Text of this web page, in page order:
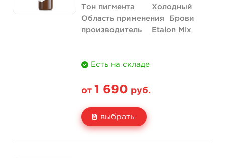
Тон пигмента
Холодный
Область применения
Брови
производитель
Etalon Mix
Есть на складе
от 1 690 руб.
выбрать